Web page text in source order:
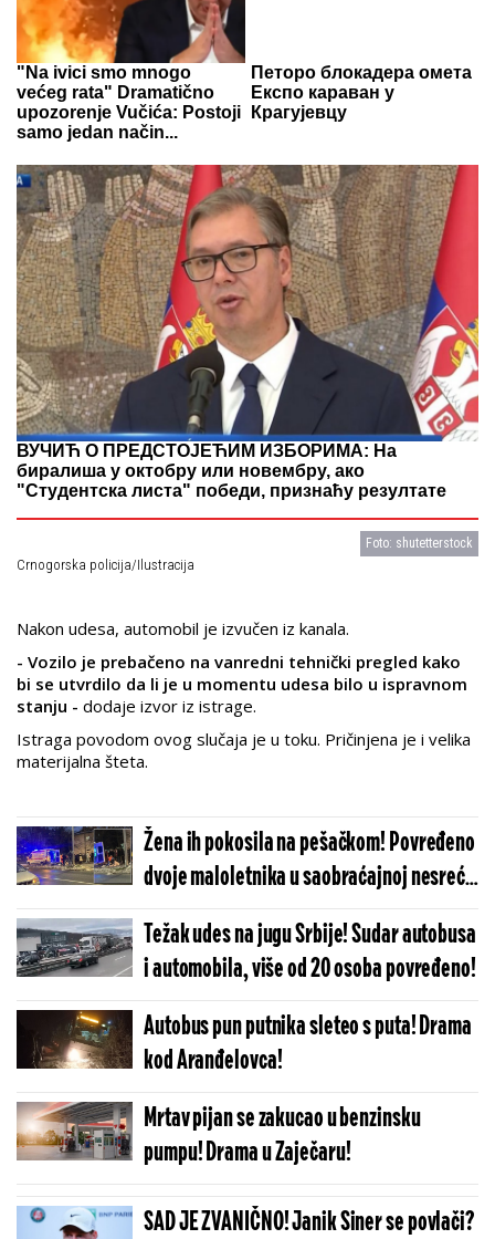
"Na ivici smo mnogo
većeg rata" Dramatično
upozorenje Vučića: Postoji
samo jedan način...
Петоро блокадера омета
Експо караван у
Крагујевцу
ВУЧИЋ О ПРЕДСТОЈЕЋИМ ИЗБОРИМА: На
биралиша у октобру или новембру, ако
"Студентска листа" победи, признаћу резултате
Foto: shutetterstock
Crnogorska policija/Ilustracija
Nakon udesa, automobil je izvučen iz kanala.
- Vozilo je prebačeno na vanredni tehnički pregled kako
bi se utvrdilo da li je u momentu udesa bilo u ispravnom
stanju - dodaje izvor iz istrage.
Istraga povodom ovog slučaja je u toku. Pričinjena je i velika
materijalna šteta.
Žena ih pokosila na pešačkom! Povređeno
dvoje maloletnika u saobraćajnoj nesreći
u Dositejevoj ulici (FOTO)
Težak udes na jugu Srbije! Sudar autobusa
i automobila, više od 20 osoba povređeno!
Autobus pun putnika sleteo s puta! Drama
kod Aranđelovca!
Mrtav pijan se zakucao u benzinsku
pumpu! Drama u Zaječaru!
SAD JE ZVANIČNO! Janik Siner se povlači?